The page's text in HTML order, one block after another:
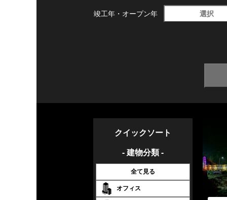
竣工年・ オープン年 選択
クイックソート
- 建物分類 -
全て見る
オフィス